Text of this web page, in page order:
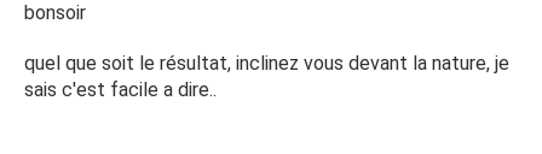
bonsoir
quel que soit le résultat, inclinez vous devant la nature, je
sais c'est facile a dire..